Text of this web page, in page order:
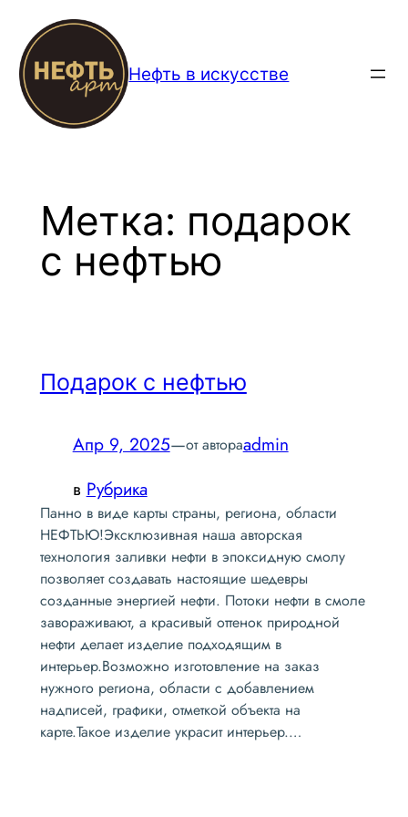
Перейти
содержимому
Нефть в искусстве
Метка: подарок
с нефтью
Подарок с нефтью
Апр 9, 2025—от автораadmin
в Рубрика
Панно в виде карты страны, региона, области
НЕФТЬЮ!Эксклюзивная наша авторская
технология заливки нефти в эпоксидную смолу
позволяет создавать настоящие шедевры
созданные энергией нефти. Потоки нефти в смоле
завораживают, а красивый оттенок природной
нефти делает изделие подходящим в
интерьер.Возможно изготовление на заказ
нужного региона, области с добавлением
надписей, графики, отметкой объекта на
карте.Такое изделие украсит интерьер.…